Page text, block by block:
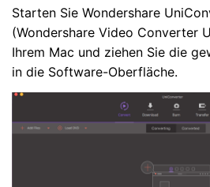
Starten Sie Wondershare
(Wondershare Video Converter
Ihrem Mac und ziehen Sie die
in die Software-Oberfläche.